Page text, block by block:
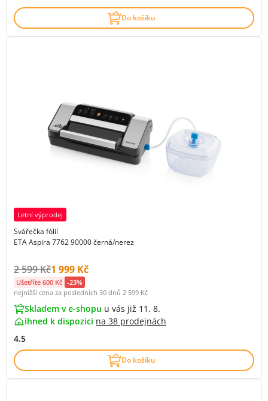
Do košíku
Letní výprodej
Svářečka fólií
ETA Aspira 7762 90000 černá/nerez
Původní cena s DPH:
2 599 KčCena s DPH:
1 999 Kč
Ušetříte 600 Kč -23%
nejnižší cena za posledních 30 dnů 2 599 Kč
Skladem v e-shopu u vás již 11. 8.
ihned k dispozici na 38 prodejnách
4.5
Do košíku